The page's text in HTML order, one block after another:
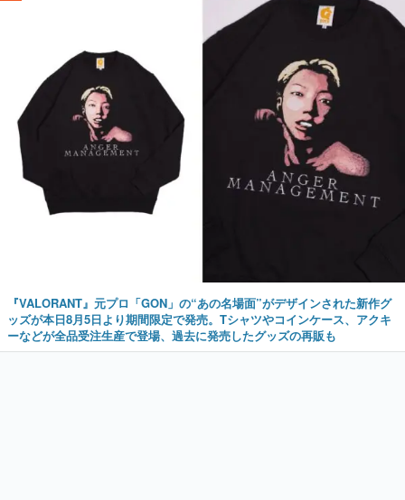
『VALORANT』元プロ「GON」の“あの名場面”がデザインされた新作グ
ッズが本日8月5日より期間限定で発売。Tシャツやコインケース、アクキ
ーなどが全品受注生産で登場、過去に発売したグッズの再販も